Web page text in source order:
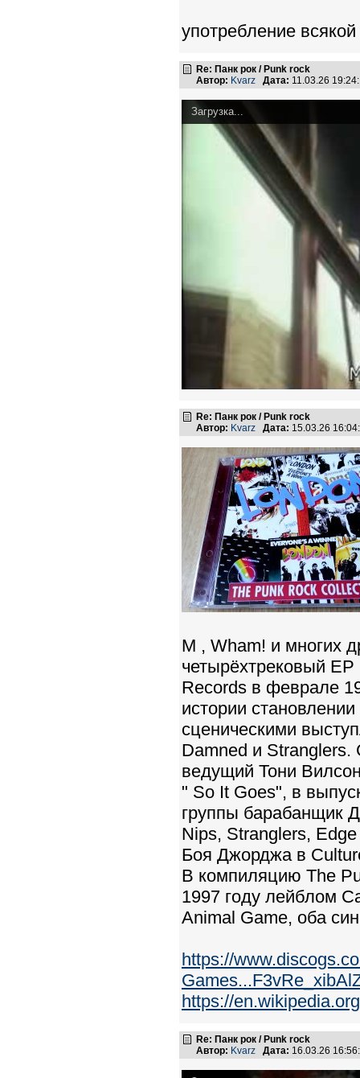
употребление
Re: Панк рок / Punk rock
Автор: Kvarz Дата: 11.03.26
Загрузка...
Re: Панк рок / Punk rock
Автор: Kvarz Дата: 15.03.26
M , Wham! и многих
четырёхтрековый
Records в феврале
истории
сценическими
Damned и Stranglers.
ведущий Тони
" So It Goes", в
группы барабанщик
Nips, Stranglers,
Боя Джорджа в
В компиляцию The
1997 году лейблом
Animal Game, оба
https://
https://
Re: Панк рок / Punk rock
Автор: Kvarz Дата: 16.03.26